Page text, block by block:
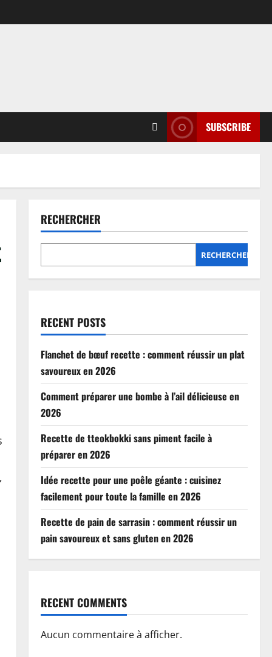
SUBSCRIBE
RECHERCHER
RECHERCHER
RECENT POSTS
Flanchet de bœuf recette : comment réussir un plat
savoureux en 2026
Comment préparer une bombe à l’ail délicieuse en
2026
Recette de tteokbokki sans piment facile à
préparer en 2026
Idée recette pour une poêle géante : cuisinez
facilement pour toute la famille en 2026
Recette de pain de sarrasin : comment réussir un
pain savoureux et sans gluten en 2026
RECENT COMMENTS
Aucun commentaire à afficher.